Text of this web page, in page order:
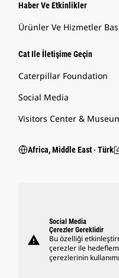
Haber Ve Etkinlikler
Ürünler Ve Hizmetler
Cat Ile İletişime Geçin
Caterpillar Foundation
Social Media
Visitors Center &
Africa, Middle East ‧ Türk
warning
Social Media
Çerezler Gereklidir
Bu özelliği
çerezler ile
çerezlerinin